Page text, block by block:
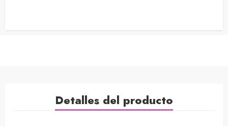
Detalles del producto